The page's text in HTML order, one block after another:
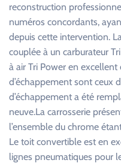
reconstruction
numéros concordants,
depuis cette intervention.
couplée à un carburateur
à air Tri Power en excellent
d’échappement sont ceux
d’échappement a été
neuve.La carrosserie
l’ensemble du chrome
Le toit convertible est en
lignes pneumatiques pour